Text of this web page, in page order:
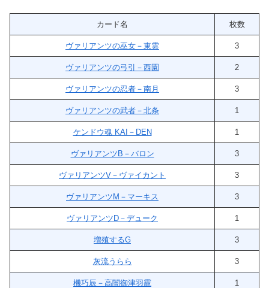
カード名 枚数
ヴァリアンツの巫女－東雲 3
ヴァリアンツの弓引－西園 2
ヴァリアンツの忍者－南月 3
ヴァリアンツの武者－北条 1
ケンドウ魂 KAI－DEN 1
ヴァリアンツB－バロン 3
ヴァリアンツV－ヴァイカント 3
ヴァリアンツM－マーキス 3
ヴァリアンツD－デューク 1
増殖するG 3
灰流うらら 3
機巧辰－高闇御津羽靇 1